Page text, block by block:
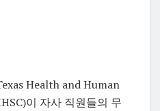
Health and Human
이 자사 직원들의 무